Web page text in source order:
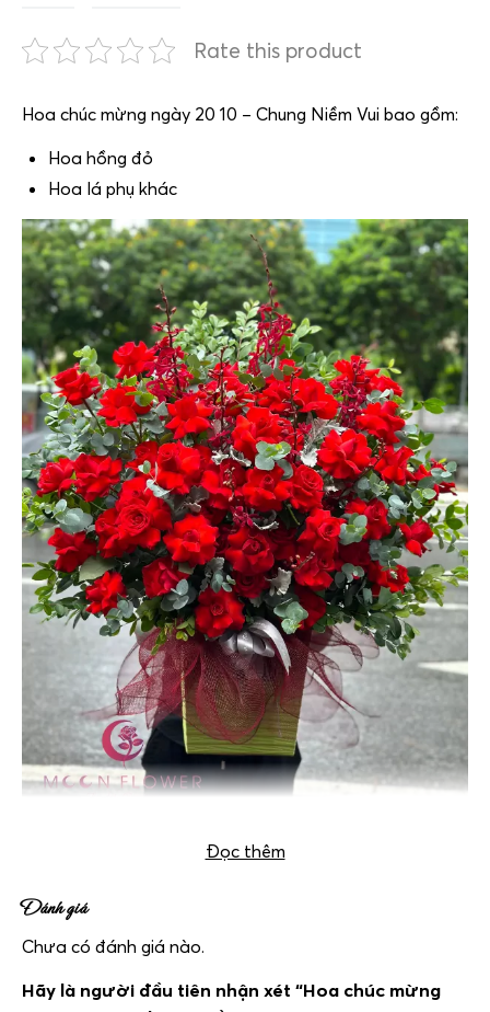
Rate this product
Hoa chúc mừng ngày 20 10 – Chung Niềm Vui bao gồm:
Hoa hồng đỏ
Hoa lá phụ khác
Đọc thêm
Đánh giá
Chưa có đánh giá nào.
Hãy là người đầu tiên nhận xét “Hoa chúc mừng